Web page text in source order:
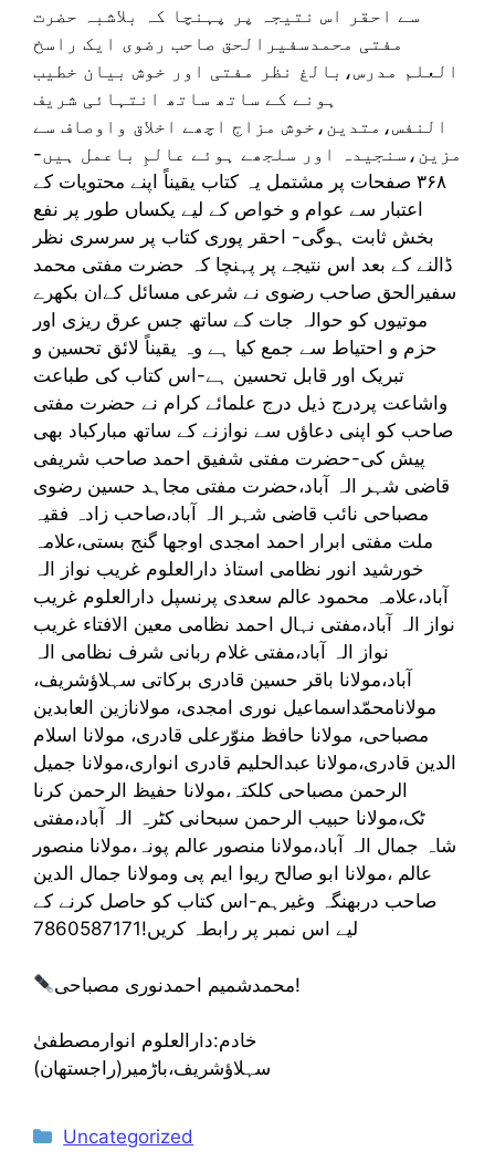
سے احقر اس نتیجہ پر پہنچا کہ بلاشبہ حضرت
مفتی محمدسفیرالحق صاحب رضوی ایک راسخ
العلم مدرس،بالغ نظر مفتی اور خوش بیان خطیب
ہونے کے ساتھ ساتھ انتہائی شریف
النفس،متدین،خوش مزاج اچھے اخلاق واوصاف سے
مزین،سنجیدہ اور سلجھے ہوئے عالمِ باعمل ہیں-
۳۶۸ صفحات پر مشتمل یہ کتاب یقیناً اپنے محتویات کے
اعتبار سے عوام و خواص کے لیے یکساں طور پر نفع
بخش ثابت ہوگی- احقر پوری کتاب پر سرسری نظر
ڈالنے کے بعد اس نتیجے پر پہنچا کہ حضرت مفتی محمد
سفیرالحق صاحب رضوی نے شرعی مسائل کےان بکھرے
موتیوں کو حوالہ جات کے ساتھ جس عرق ریزی اور
حزم و احتیاط سے جمع کیا ہے وہ یقیناً لائق تحسین و
تبریک اور قابل تحسین ہے-اس کتاب کی طباعت
واشاعت پردرج ذیل درج علمائے کرام نے حضرت مفتی
صاحب کو اپنی دعاؤں سے نوازنے کے ساتھ مبارکباد بھی
پیش کی-حضرت مفتی شفیق احمد صاحب شریفی
قاضی شہر الہ آباد،حضرت مفتی مجاہد حسین رضوی
مصباحی نائب قاضی شہر الہ آباد،صاحب زادہ فقیہ
ملت مفتی ابرار احمد امجدی اوجھا گنج بستی،علامہ
خورشید انور نظامی استاذ دارالعلوم غریب نواز الہ
آباد،علامہ محمود عالم سعدی پرنسپل دارالعلوم غریب
نواز الہ آباد،مفتی نہال احمد نظامی معین الافتاء غریب
نواز الہ آباد،مفتی غلام ربانی شرف نظامی الہ
آباد،مولانا باقر حسین قادری برکاتی سہلاؤشریف،
مولانامحمّداسماعیل نوری امجدی، مولانازین العابدین
مصباحی، مولانا حافظ منوّرعلی قادری، مولانا اسلام
الدین قادری،مولانا عبدالحلیم قادری انواری،مولانا جمیل
الرحمن مصباحی کلکتہ،مولانا حفیظ الرحمن کرنا
ٹک،مولانا حبیب الرحمن سبحانی کٹرہ الہ آباد،مفتی
شاہ جمال الہ آباد،مولانا منصور عالم پونہ،مولانا منصور
عالم ،مولانا ابو صالح ریوا ایم پی ومولانا جمال الدین
صاحب دربھنگہ وغیرہم-اس کتاب کو حاصل کرنے کے
لیے اس نمبر پر رابطہ کریں!7860587171
محمدشمیم احمدنوری مصباحی!
خادم:دارالعلوم انوارمصطفیٰ
سہلاؤشریف،باڑمیر(راجستھان)
Categories
Uncategorized